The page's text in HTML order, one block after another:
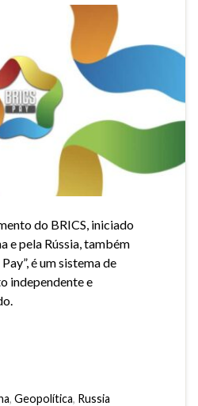
do BRICS, iniciado
e pela Rússia, também
é um sistema de
independente e
, Geopolítica, Russia